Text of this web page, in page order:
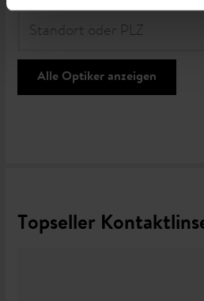
Alle Optiker anzeigen
Topseller